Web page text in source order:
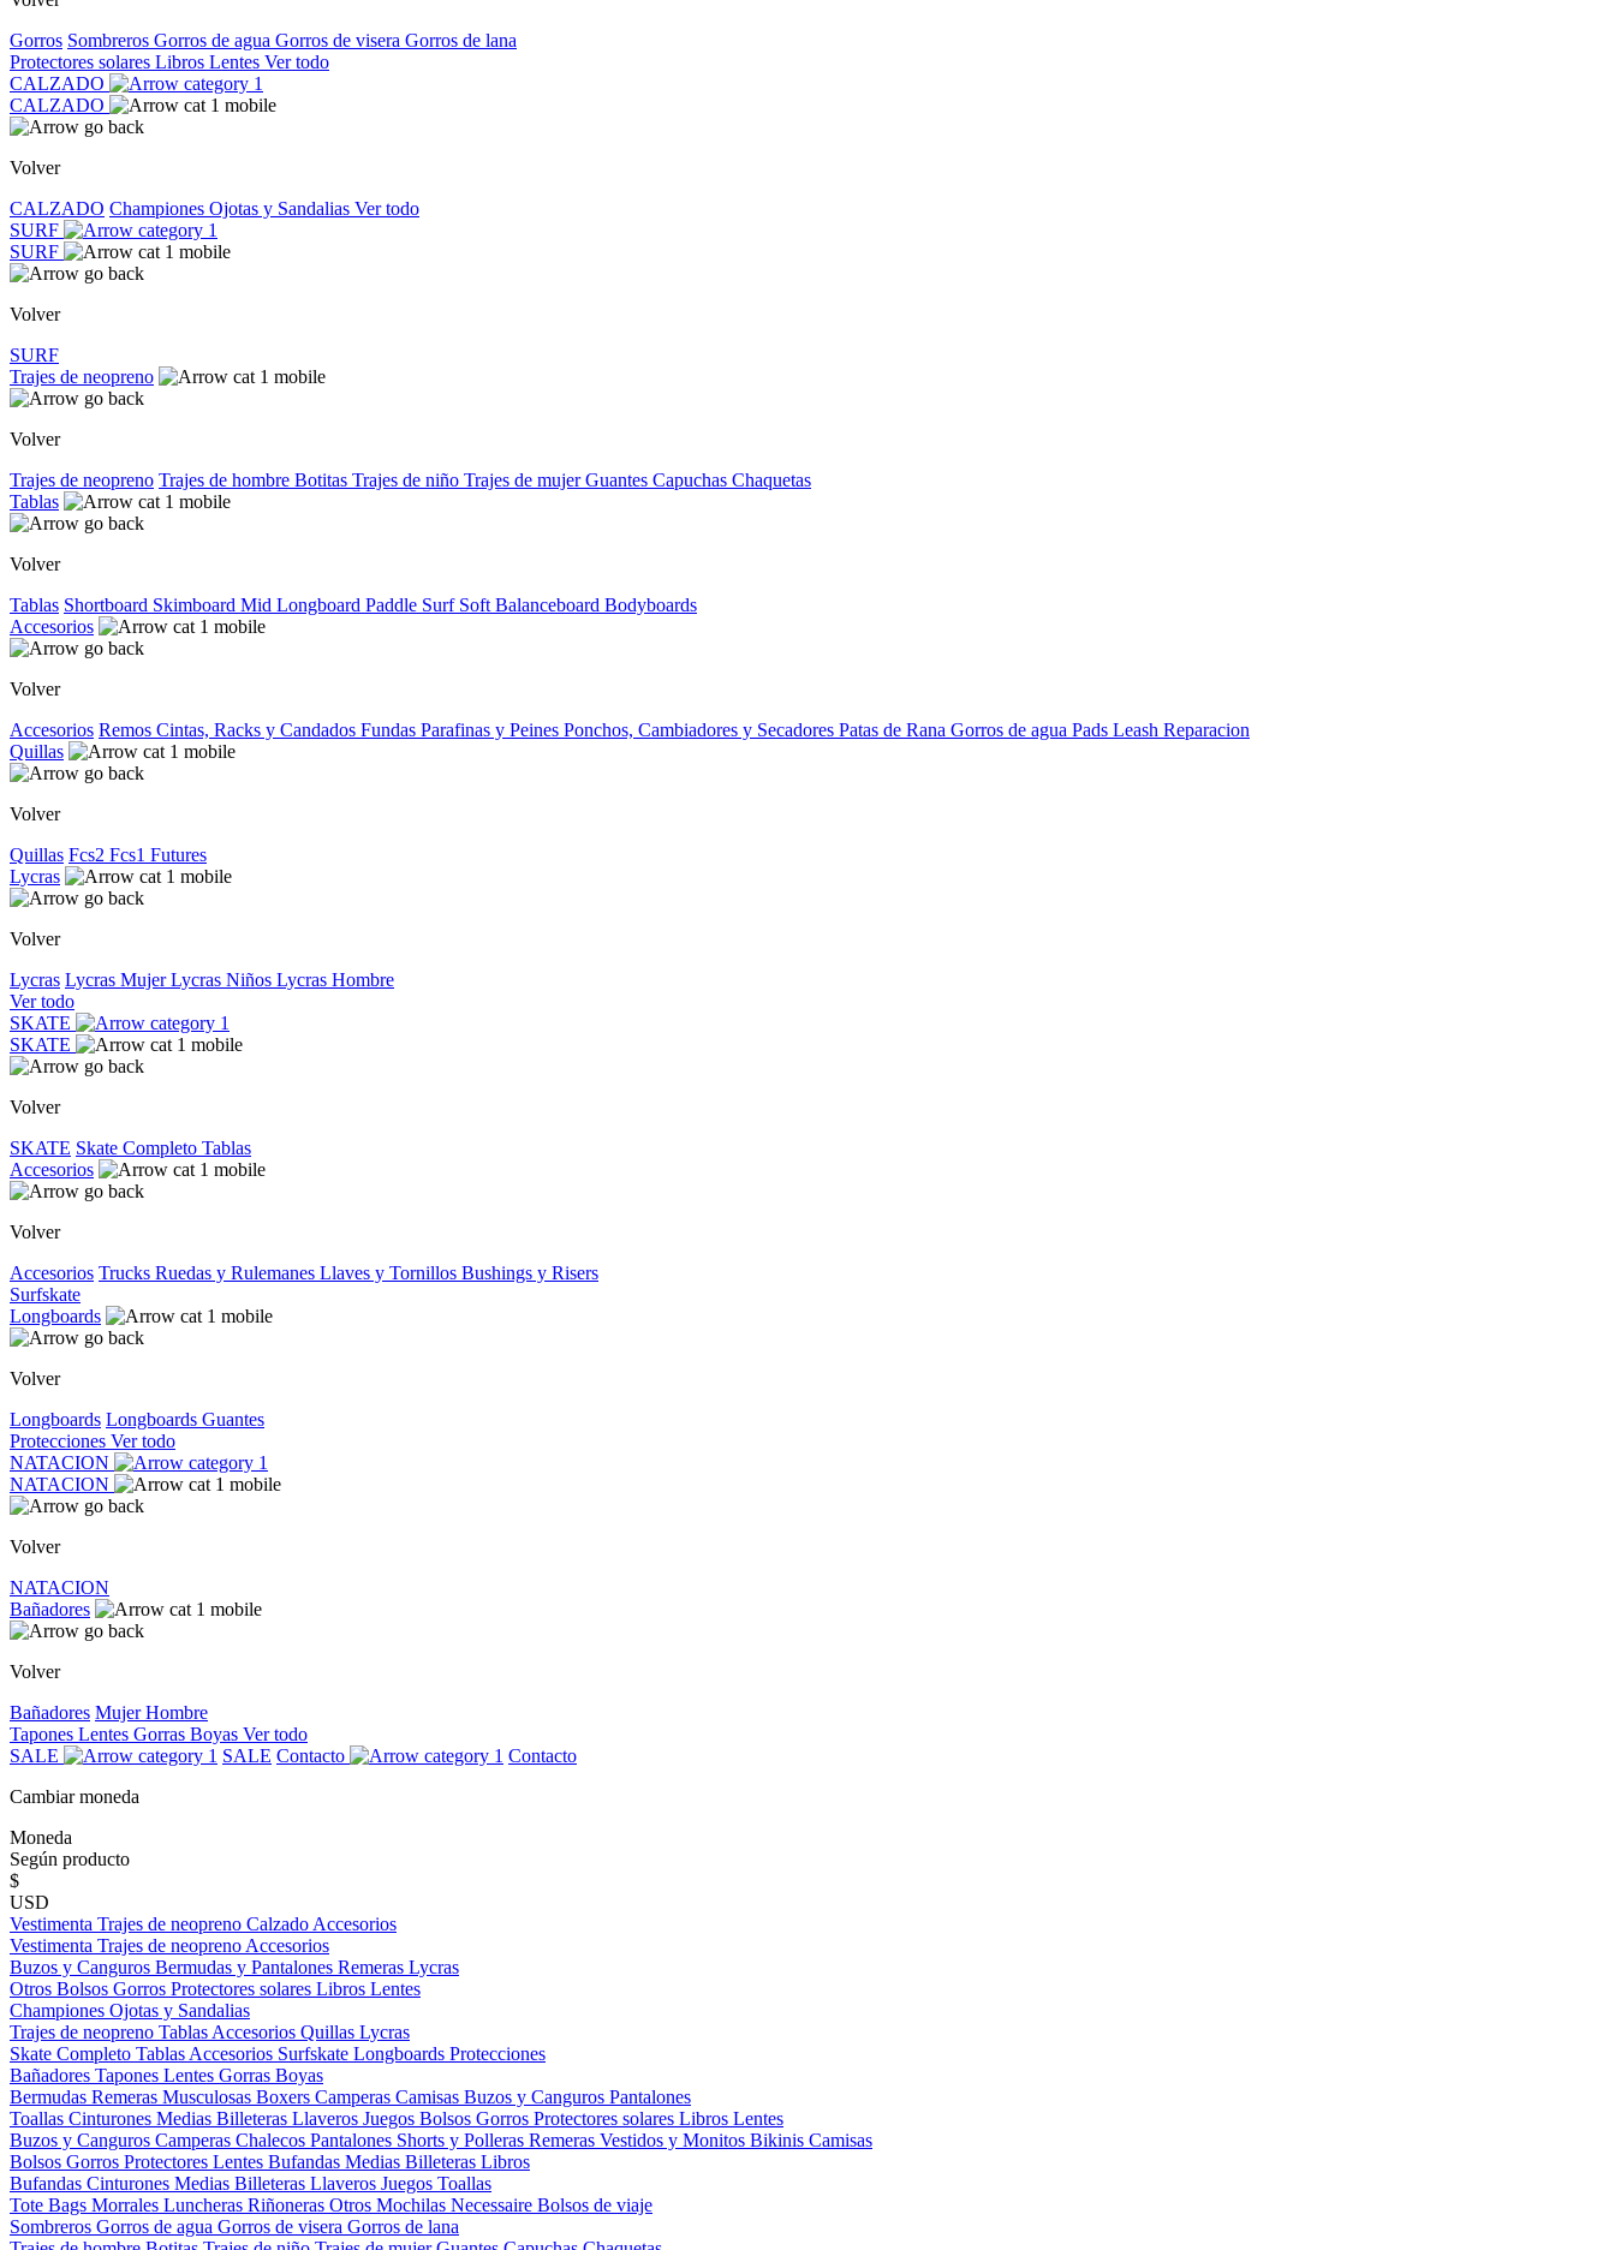
Gorros Sombreros Gorros de agua Gorros de visera Gorros de lana
Protectores solares Libros Lentes Ver todo
CALZADO
CALZADO
Volver
CALZADO Championes Ojotas y Sandalias Ver todo
SURF
SURF
Volver
SURF
Trajes de neopreno
Volver
Trajes de neopreno Trajes de hombre Botitas Trajes de niño Trajes de mujerGuantes Capuchas Chaquetas
Tablas
Volver
Tablas Shortboard Skimboard Mid Longboard Paddle Surf Soft Balanceboard Bodyboards
Accesorios
Volver
Accesorios Remos Cintas, Racks y Candados Fundas Parafinas y Peines Ponchos, Cambiadores y Secadores Patas de Rana Gorros de agua Pads Leash Reparacion
Quillas
Volver
Quillas Fcs2 Fcs1 Futures
Lycras
Volver
Lycras Lycras MujerLycras Niños Lycras Hombre
Ver todo
SKATE
SKATE
Volver
SKATE Skate Completo Tablas
Accesorios
Volver
Accesorios Trucks Ruedas y Rulemanes Llaves y Tornillos Bushings y Risers
Surfskate
Longboards
Volver
Longboards Longboards Guantes
Protecciones Ver todo
NATACION
NATACION
Volver
NATACION
Bañadores
Volver
Bañadores MujerHombre
Tapones Lentes Gorras Boyas Ver todo
SALE
SALE Contacto
Contacto
Cambiar moneda
Moneda
Según producto
$
USD
Vestimenta Trajes de neopreno Calzado Accesorios
Vestimenta Trajes de neopreno Accesorios
Buzos y Canguros Bermudas y Pantalones Remeras Lycras
Otros Bolsos Gorros Protectores solares Libros Lentes
Championes Ojotas y Sandalias
Trajes de neopreno Tablas Accesorios Quillas Lycras
Skate Completo Tablas Accesorios Surfskate Longboards Protecciones
Bañadores Tapones Lentes Gorras Boyas
Bermudas Remeras Musculosas Boxers Camperas Camisas Buzos y Canguros Pantalones
Toallas Cinturones Medias Billeteras Llaveros Juegos Bolsos Gorros Protectores solares Libros Lentes
Buzos y Canguros Camperas Chalecos Pantalones Shorts y Polleras Remeras Vestidos y Monitos Bikinis Camisas
Bolsos Gorros Protectores Lentes Bufandas Medias Billeteras Libros
Bufandas Cinturones Medias Billeteras Llaveros Juegos Toallas
Tote Bags Morrales Luncheras Riñoneras Otros Mochilas Necessaire Bolsos de viaje
Sombreros Gorros de agua Gorros de visera Gorros de lana